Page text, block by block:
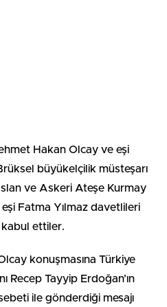
Hakan Olcay ve eşi
büyükelçilik müsteşarı
ve Askeri Ateşe Kurmay
Fatma Yılmaz davetlileri
kabul ettiler.
konuşmasına Türkiye
Recep Tayyip Erdoğan’ın
ile gönderdiği mesajı